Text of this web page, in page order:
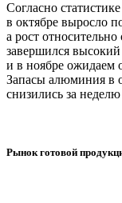
Согласно
в октябре выросло
а рост
завершился
и в ноябре ожидаем
Запасы алюминия в
снизились за
Рынок готовой